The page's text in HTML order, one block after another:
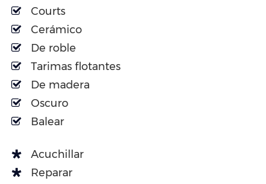
Courts
Cerámico
De roble
Tarimas flotantes
De madera
Oscuro
Balear
Acuchillar
Reparar